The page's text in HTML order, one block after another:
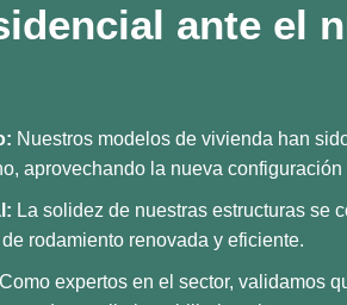
ante el
Nuestros modelos de vivienda han
aprovechando la nueva
La solidez de nuestras estructuras se
rodamiento renovada y eficiente.
Como expertos en el sector, validamos